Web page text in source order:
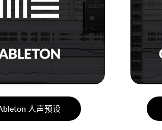
人声预设